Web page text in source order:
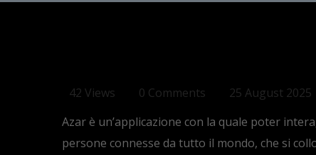
42 Views 0 Comments
25 August 2025
Azar è un’applicazione con la quale poter
persone connesse da tutto il mondo, che si